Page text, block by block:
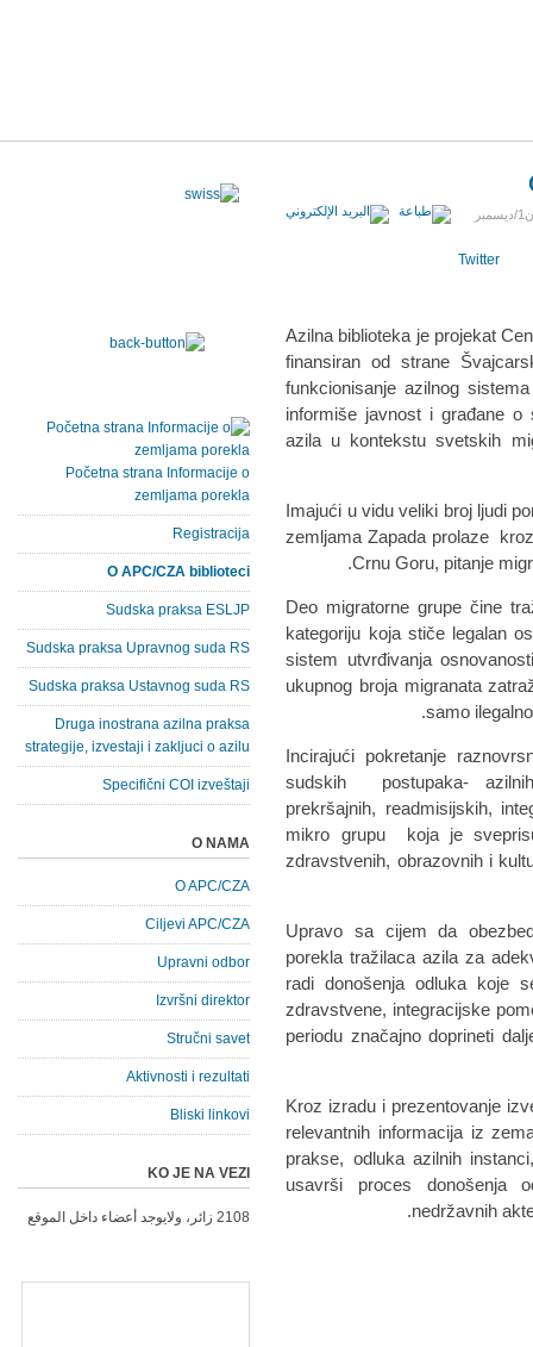
25 كانون1/ديسمبر
Twitter
Azilna biblioteka je projekat
finansiran od strane
funkcionisanje azilnog
informiše javnost i građane o
azila u kontekstu svetskih
Imajući u vidu veliki broj ljudi
zemljama Zapada prolaze
Crnu Goru, pitanje
Deo migratorne grupe čine
kategoriju koja stiče legalan
sistem utvrđivanja
ukupnog broja migranata
samo
Incirajući pokretanje
sudskih postupaka-
prekršajnih, readmisijskih,
mikro grupu koja je
zdravstvenih, obrazovnih i
Upravo sa cijem da
porekla tražilaca azila za
radi donošenja odluka koje
zdravstvene, integracijske
periodu značajno doprineti
Kroz izradu i prezentovanje
relevantnih informacija iz
prakse, odluka azilnih
usavrši proces donošenja
nedržavnih
Početna strana Informacije o
zemljama porekla
Registracija
O APC/CZA biblioteci
Sudska praksa ESLJP
Sudska praksa Upravnog suda RS
Sudska praksa Ustavnog suda RS
Druga inostrana azilna praksa
strategije, izvestaji i zakljuci o azilu
Specifični COI izveštaji
O NAMA
O APC/CZA
Ciljevi APC/CZA
Upravni odbor
Izvršni direktor
Stručni savet
Aktivnosti i rezultati
Bliski linkovi
KO JE NA VEZI
2108 زائر، ولايوجد أعضاء داخل الموقع